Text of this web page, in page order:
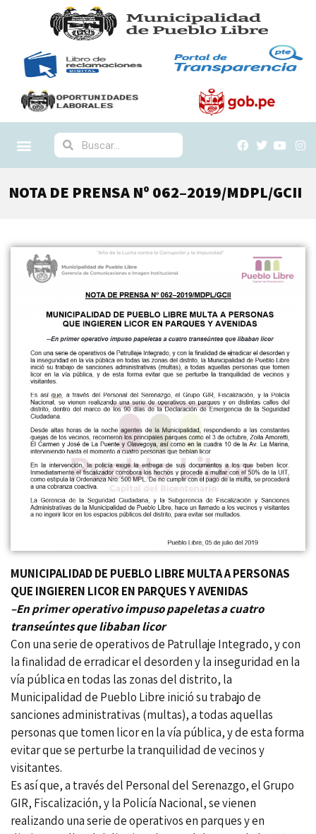
NOTA DE PRENSA Nº 062–2019/MDPL/GCII
MUNICIPALIDAD DE PUEBLO LIBRE MULTA A PERSONAS
QUE INGIEREN LICOR EN PARQUES Y AVENIDAS
–En primer operativo impuso papeletas a cuatro
transeúntes que libaban licor
Con una serie de operativos de Patrullaje Integrado, y con
la finalidad de erradicar el desorden y la inseguridad en la
vía pública en todas las zonas del distrito, la
Municipalidad de Pueblo Libre inició su trabajo de
sanciones administrativas (multas), a todas aquellas
personas que tomen licor en la vía pública, y de esta forma
evitar que se perturbe la tranquilidad de vecinos y
visitantes.
Es así que, a través del Personal del Serenazgo, el Grupo
GIR, Fiscalización, y la Policía Nacional, se vienen
realizando una serie de operativos en parques y en